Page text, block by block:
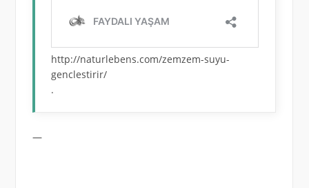
http://naturlebens.com/zemzem-suyu-
genclestirir/
.
—